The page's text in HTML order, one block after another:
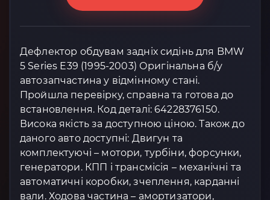
Дефлектор обдувам задніх сидінь для BMW
5 Series E39 (1995-2003) Оригінальна б/у
автозапчастина у відмінному стані.
Пройшла перевірку, справна та готова до
встановлення. Код деталі: 64228376150.
Висока якість за доступною ціною. Також до
даного авто доступні: Двигун та
комплектуючі – мотори, турбіни, форсунки,
генератори. КПП і трансмісія – механічні та
автоматичні коробки, зчеплення, карданні
вали. Ходова частина – амортизатори,